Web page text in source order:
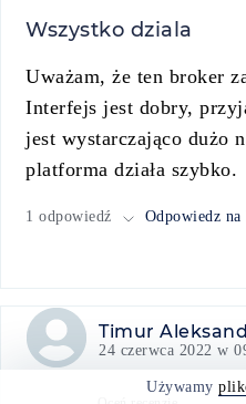
Wszystko dziala
Uważam, że ten broker
Interfejs jest dobry,
jest wystarczająco dużo
platforma działa szybko.
1 odpowiedź Odpowiedz na
Timur
24 czerwca 2022 w
Używamy